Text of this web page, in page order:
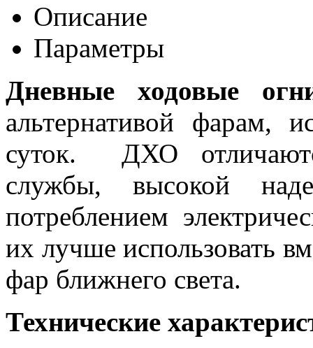
Описание
Параметры
Дневные ходовые
альтернативой фарам,
суток. ДХО
службы, высокой
потреблением
их лучше использовать
фар ближнего света.
Технические